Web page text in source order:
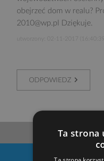
obejrzeć dom w realu?
2010@wp.pl Dziękuje.
utworzony: 02-11-2017 (16:40:39)
ODPOWIEDZ
Ta strona
Ta strona